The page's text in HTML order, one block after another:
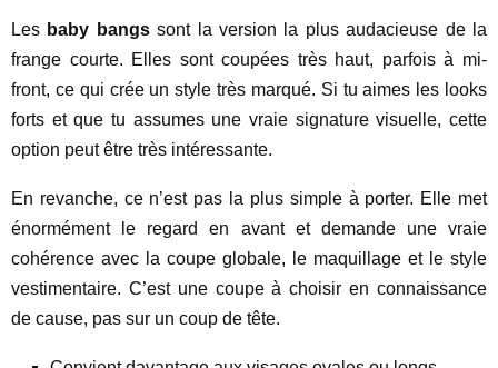
Les baby bangssont la version la plus audacieuse de la
frange courte. Elles sont coupées très haut, parfois à mi-
front, ce qui crée un style très marqué. Si tu aimes les looks
forts et que tu assumes une vraie signature visuelle, cette
option peut être très intéressante.
En revanche, ce n’est pas la plus simple à porter. Elle met
énormément le regard en avant et demande une vraie
cohérence avec la coupe globale, le maquillage et le style
vestimentaire. C’est une coupe à choisir en connaissance
de cause, pas sur un coup de tête.